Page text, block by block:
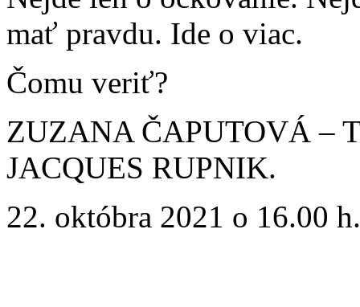
mať pravdu. Ide o viac.
Čomu veriť?
ZUZANA ČAPUTOVÁ –
JACQUES RUPNIK.
22. októbra 2021 o 16.00